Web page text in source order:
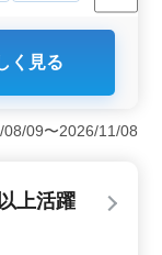
管理経験を
に伝票関係の
の事務業務が
羽町駅からの
福利厚生
に加えて、通
ており、雇
す。さら
らスキルアッ
く見る
09〜2026/11/08
上活躍